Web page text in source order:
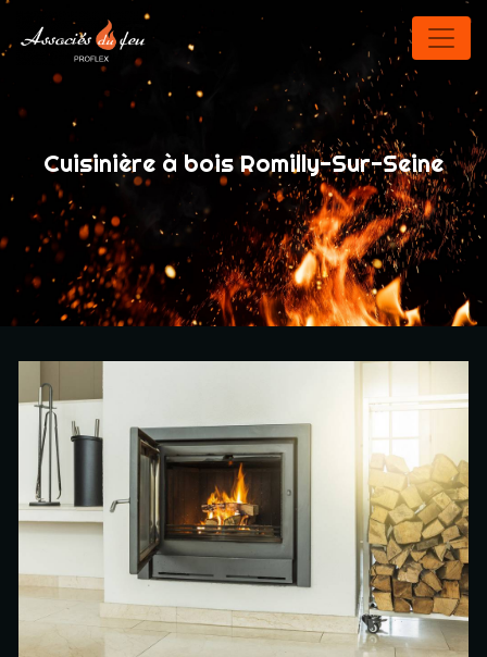
Panneau de gestion des cookies
Cuisinière à bois Romilly-Sur-Seine